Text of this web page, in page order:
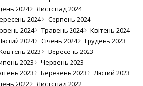
2024
Листопад 2024
2024
Серпень 2024
2024 Травень 2024
Квітень 2024
2024 Січень 2024
Грудень 2023
2023
Вересень 2023
2023
Червень 2023
2023 Березень 2023
Лютий 2023
2022
Листопад 2022